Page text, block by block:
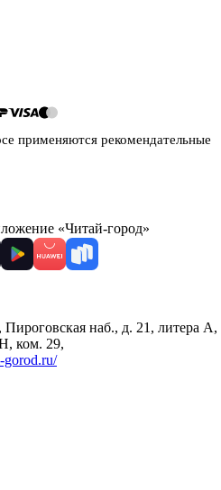
применяются рекомендательные
«Читай-город»
, Пироговская наб., д. 21, литера А,
ком. 29,